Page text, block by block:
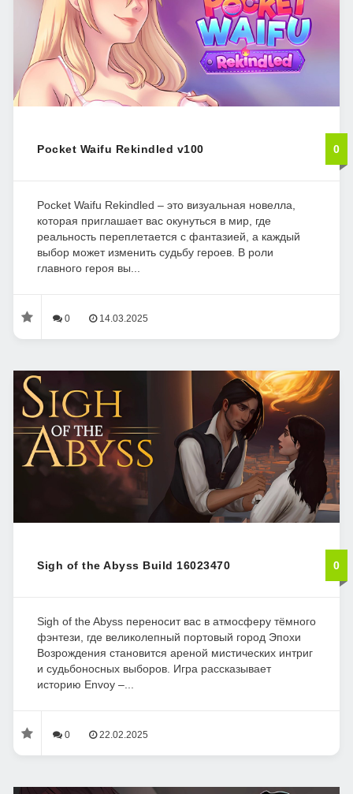
Pocket Waifu Rekindled v100 0
Pocket Waifu Rekindled – это визуальная новелла,
которая приглашает вас окунуться в мир, где
реальность переплетается с фантазией, а каждый
выбор может изменить судьбу героев. В роли
главного героя вы...
0 14.03.2025
Sigh of the Abyss Build 16023470 0
Sigh of the Abyss переносит вас в атмосферу тёмного
фэнтези, где великолепный портовый город Эпохи
Возрождения становится ареной мистических интриг
и судьбоносных выборов. Игра рассказывает
историю Envoy –...
0 22.02.2025